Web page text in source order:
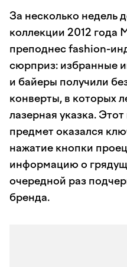
За несколько недель
коллекции 2012 года
преподнес fashion-
сюрприз: избранные
и байеры получили
конверты, в которых
лазерная указка.
предмет оказался
нажатие кнопки
информацию о
очередной раз
бренда.